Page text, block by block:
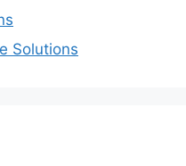
Solutions